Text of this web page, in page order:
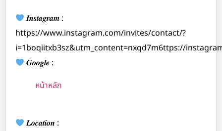
𝑰𝒏𝒔𝒕𝒂𝒈𝒓𝒂𝒎 :
https://www.instagram.com/invites/contact/?
i=1boqiitxb3sz&utm_content=nxqd7m6ttps://
𝑮𝒐𝒐𝒈𝒍𝒆 :
หน้าหลัก
𝑳𝒐𝒄𝒂𝒕𝒊𝒐𝒏 :